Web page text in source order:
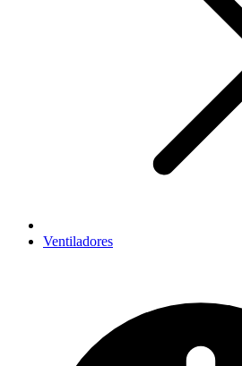
Ventiladores